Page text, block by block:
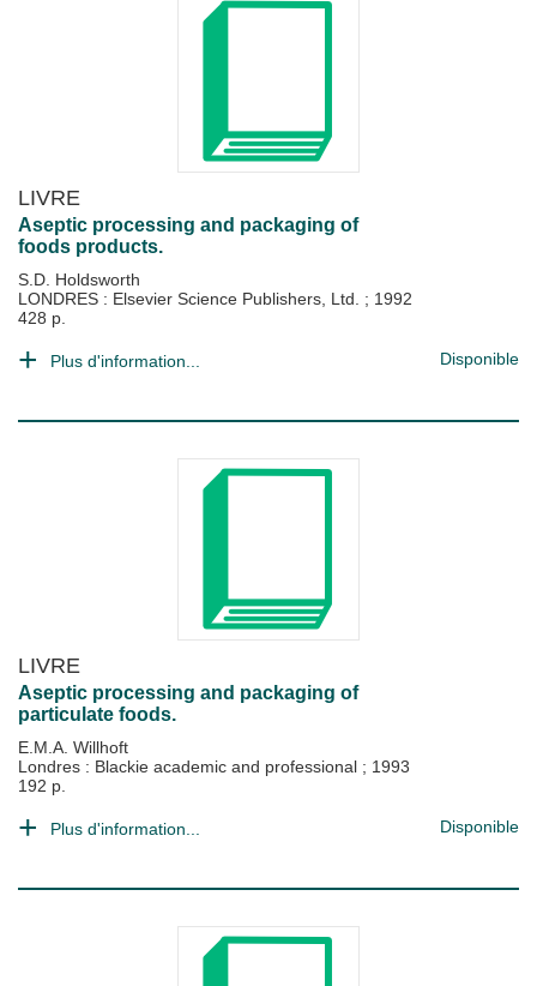
LIVRE
Aseptic processing and packaging of
foods products.
S.D. Holdsworth
LONDRES : Elsevier Science Publishers, Ltd. ; 1992
428 p.
Plus d'information... Disponible
LIVRE
Aseptic processing and packaging of
particulate foods.
E.M.A. Willhoft
Londres : Blackie academic and professional ; 1993
192 p.
Plus d'information... Disponible